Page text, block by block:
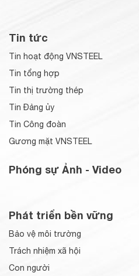
Tin tức
Tin hoạt động VNSTEEL
Tin tổng hợp
Tin thị trường thép
Tin Đảng ủy
Tin Công đoàn
Gương mặt VNSTEEL
Phóng sự Ảnh - Video
Phát triển bền vững
Bảo vệ môi trường
Trách nhiệm xã hội
Con người